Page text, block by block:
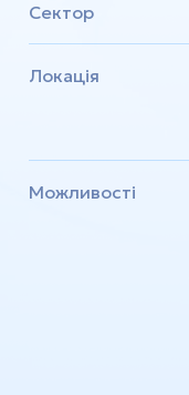
Сектор
Локація
Можливості